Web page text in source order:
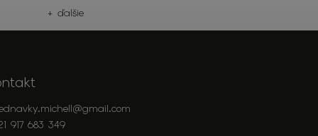
+ ďalšie
@gmail.com
917 683 349